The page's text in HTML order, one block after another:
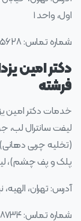
اول، واحد ۱
شماره تماس: ۰۹۳۰۲۶۶۵۶۲۸
دکتر امین
فرشته
خدمات دکتر امین
لیفت سانترال لب،
(تخلیه چربی
پلک و پف چشم)،
آدرس: تهران،
شماره تماس: ۰۲۱۲۲۶۶۸۷۳۴